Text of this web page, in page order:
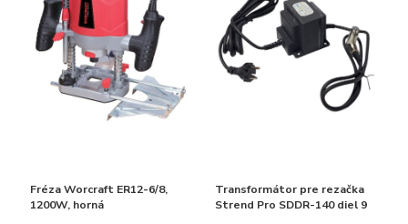
Fréza Worcraft ER12-6/8,
1200W, horná
Transformátor pre rezačka
Strend Pro SDDR-140 diel 9